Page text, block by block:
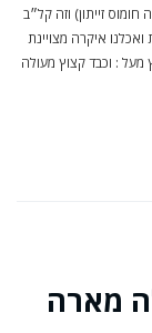
אביב (איפה שהיה חומוס זייתון) וזה קל״ב
איקרה מצויינת
מעל : וכבד קצוץ מעולה
מארה